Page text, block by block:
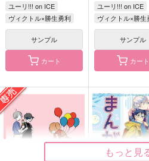
Eggs
紅茶シフォン
394円（税込）
今日もどこか
みちくさ書庫
660円（税込）
ヴィクトル×勝生
ユーリ!!! on ICE
ヴィクトル×勝生勇利
サンプル
カート
ユーリ!!! on ICE
ヴィクトル×勝生
サンプル
カート
もっと見